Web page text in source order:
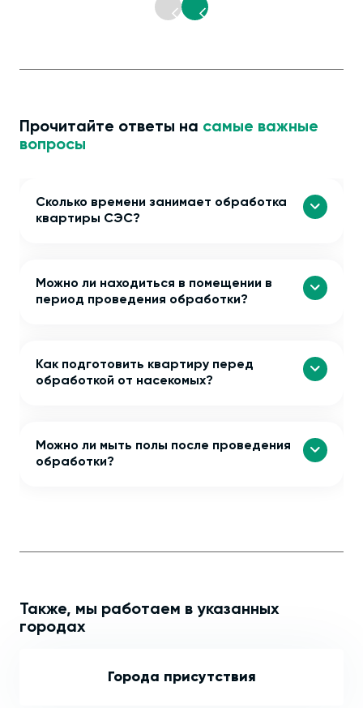
Прочитайте ответы на самые важные
вопросы
Сколько времени занимает обработка
квартиры СЭС?
Можно ли находиться в помещении в
период проведения обработки?
Как подготовить квартиру перед
обработкой от насекомых?
Можно ли мыть полы после проведения
обработки?
Также, мы работаем в указанных
городах
Города присутствия